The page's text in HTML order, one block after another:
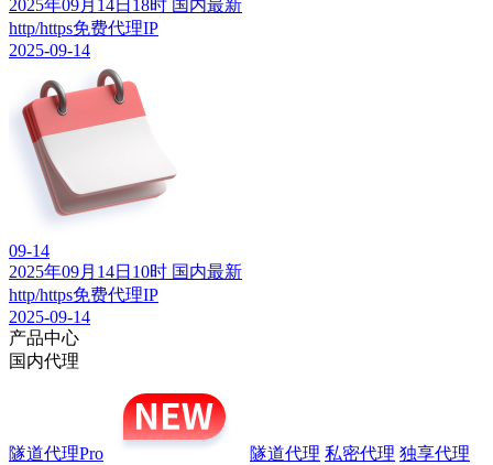
2025年09月14日18时 国内最新
http/https免费代理IP
2025-09-14
09-14
2025年09月14日10时 国内最新
http/https免费代理IP
2025-09-14
产品中心
国内代理
隧道代理Pro 隧道代理 私密代理 独享代理